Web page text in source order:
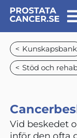
Kunskapsbank
Stöd och
Vid beskedet